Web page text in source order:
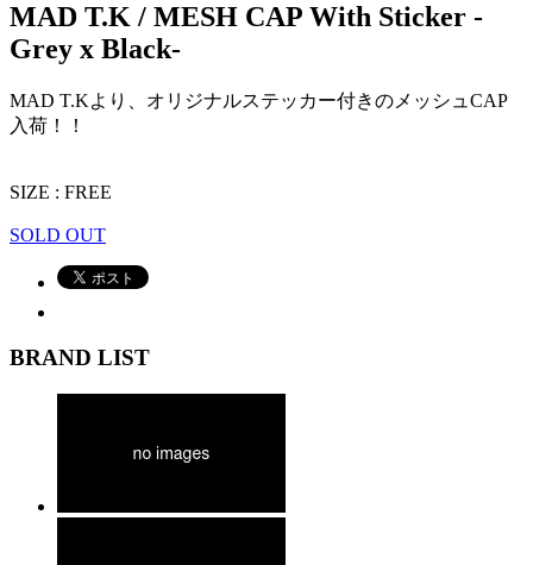
MAD T.K / MESH CAP With Sticker -
Grey x Black-
MAD T.Kより、オリジナルステッカー付きのメッシュCAP
入荷！！
SIZE : FREE
SOLD OUT
BRAND LIST